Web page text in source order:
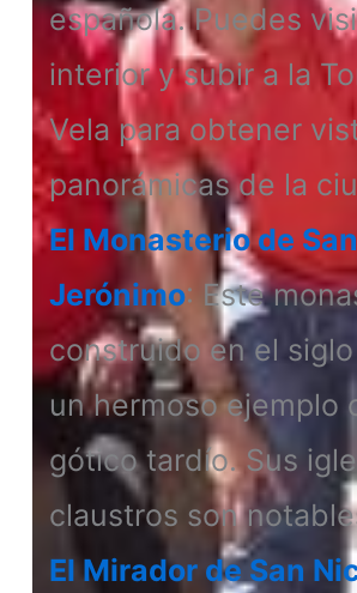
española. Puedes
interior y subir a la
Vela para obtener
panorámicas de la
El Monasterio de San
Jerónimo: Este
construido en el
un hermoso ejemplo
gótico tardío. Sus
claustros son
El Mirador de San